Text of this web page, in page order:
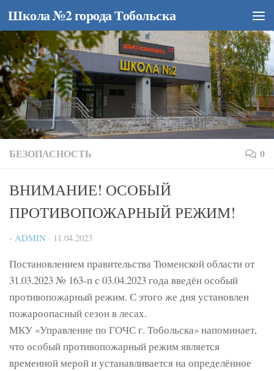
Перейти к содержимому
Школа №2 города Тобольска
БЕЗОПАСНОСТЬ 0
ВНИМАНИЕ! ОСОБЫЙ
ПРОТИВОПОЖАРНЫЙ РЕЖИМ!
- ADMIN · 11.04.2023
Постановлением правительства Тюменской области от
31.03.2023 № 163-п с 03.04.2023 года введён особый
противопожарный режим. С этого же дня установлен
пожароопасный сезон в лесах.
МКУ «Управление по ГОЧС г. Тобольска» напоминает,
что особый противопожарный режим является
временной мерой и устанавливается на определённое